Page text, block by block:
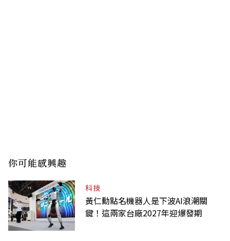
你可能感興趣
科技
黃仁勳點名機器人是下波AI浪潮關
鍵！這兩家台廠2027年迎爆發期